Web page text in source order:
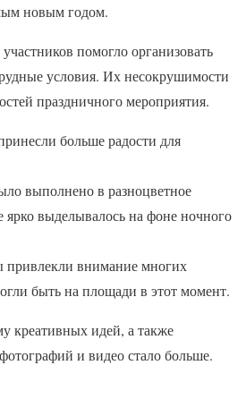
новым годом.
помогло организовать
условия. Их несокрушимости
праздничного мероприятия.
больше радости для
выполнено в разноцветное
ярко выделывалось на фоне ночного
привлекли внимание многих
быть на площади в этот момент.
креативных идей, а также
и видео стало больше.